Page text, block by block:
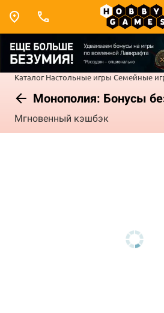
Каталог Настольные игры Семейные
Монополия: Бонусы
Мгновенный кэшбэк